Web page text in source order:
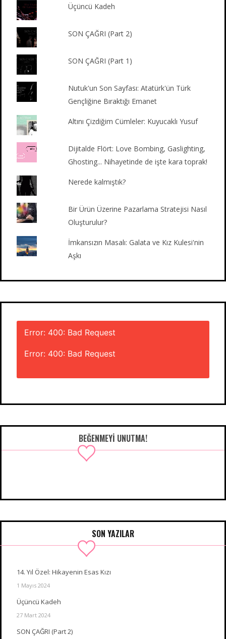
Üçüncü Kadeh
SON ÇAĞRI (Part 2)
SON ÇAĞRI (Part 1)
Nutuk'un Son Sayfası: Atatürk'ün Türk
Gençliğine Bıraktığı Emanet
Altını Çizdiğim Cümleler: Kuyucaklı Yusuf
Dijitalde Flört: Love Bombing, Gaslighting,
Ghosting... Nihayetinde de işte kara toprak!
Nerede kalmıştık?
Bir Ürün Üzerine Pazarlama Stratejisi Nasıl
Oluşturulur?
İmkansızın Masalı: Galata ve Kız Kulesi'nin
Aşkı
Error: 400: Bad Request
Error: 400: Bad Request
BEĞENMEYI UNUTMA!
SON YAZILAR
14. Yıl Özel: Hikayenin Esas Kızı
1 Mayıs 2024
Üçüncü Kadeh
27 Mart 2024
SON ÇAĞRI (Part 2)